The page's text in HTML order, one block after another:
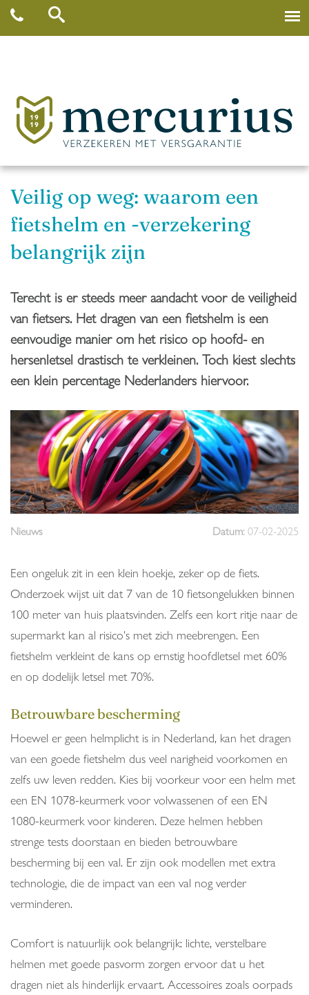
Veilig op weg: waarom een
fietshelm en -verzekering
belangrijk zijn
Terecht is er steeds meer aandacht voor de veiligheid
van fietsers. Het dragen van een fietshelm is een
eenvoudige manier om het risico op hoofd- en
hersenletsel drastisch te verkleinen. Toch kiest slechts
een klein percentage Nederlanders hiervoor.
Nieuws Datum:07-02-2025
Een ongeluk zit in een klein hoekje, zeker op de fiets.
Onderzoek wijst uit dat 7 van de 10 fietsongelukken binnen
100 meter van huis plaatsvinden. Zelfs een kort ritje naar de
supermarkt kan al risico's met zich meebrengen. Een
fietshelm verkleint de kans op ernstig hoofdletsel met 60%
en op dodelijk letsel met 70%.
Betrouwbare bescherming
Hoewel er geen helmplicht is in Nederland, kan het dragen
van een goede fietshelm dus veel narigheid voorkomen en
zelfs uw leven redden. Kies bij voorkeur voor een helm met
een EN 1078-keurmerk voor volwassenen of een EN
1080-keurmerk voor kinderen. Deze helmen hebben
strenge tests doorstaan en bieden betrouwbare
bescherming bij een val. Er zijn ook modellen met extra
technologie, die de impact van een val nog verder
verminderen.
Comfort is natuurlijk ook belangrijk: lichte, verstelbare
helmen met goede pasvorm zorgen ervoor dat u het
dragen niet als hinderlijk ervaart. Accessoires zoals oorpads